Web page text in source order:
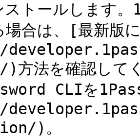
ストールします
場合は、[最新版
法を確認して
CLIを
)。